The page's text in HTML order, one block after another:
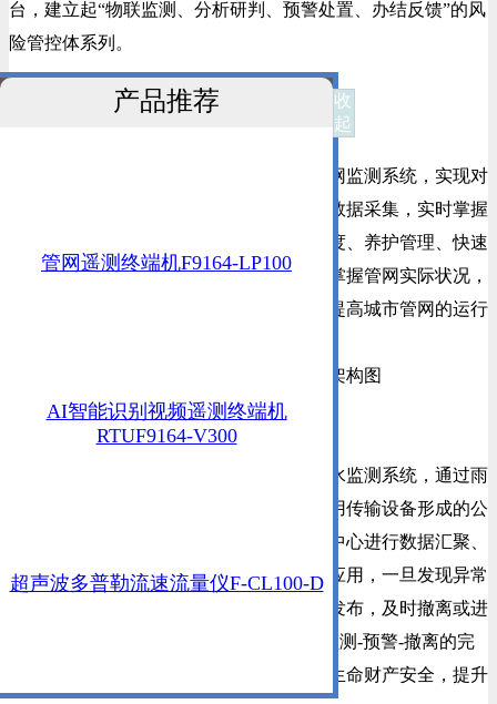
收
起
产品推荐
管网遥测终端机F9164-LP100
AI智能识别视频遥测终端机
RTUF9164-V300
超声波多普勒流速流量仪F-CL100-D
台，建立起“物联监测、分析研判、预警处置、办结反馈”的风
险管控体系列。
城市排水管网监测系统
城市生命线建设——四信城市排水管网监测系统，实现对
管网上管网液位、管网流量、管网水质等数据采集，实时掌握
城市管网运行状况，为城市管网的运行调度、养护管理、快速
响应提供有效的数据支持，以便于管理者掌握管网实际状况，
能正确部署紧急情况下的应急措施，不断提高城市管网的运行
2、城市内涝积水监测系统
城市生命线建设——四信城市内涝积水监测系统，通过雨
量计、水位计等多种设备的水情感知，利用传输设备形成的公
网传输链路，把数据汇总到监控中心，由中心进行数据汇聚、
整合、分析，建设多个适合管理方的智慧应用，一旦发现异常
及时通过声光报警灯等多种方式进行预警发布，及时撤离或进
行管理调度。最终形成完整的感知-传输-监测-预警-撤离的完
整内涝防汛的管理闭环，有效保证人民的生命财产安全，提升